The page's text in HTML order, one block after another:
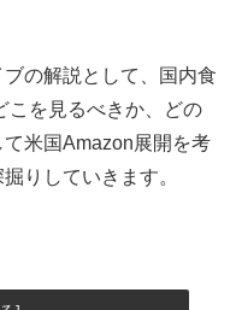
の解説として、国内食
こを見るべきか、どの
米国Amazon展開を考
りしていきます。